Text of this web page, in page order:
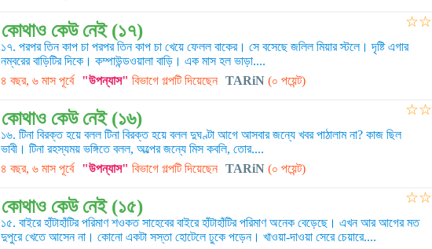
কোথাও কেউ নেই (১৭)
১৭. পরপর তিন কাপ চা পরপর তিন কাপ চা খেয়ে ফেলল বাকের। সে বসেছে জলিল মিয়ার স্টলে। দৃষ্টি এগার
নম্বরের বাড়িটির দিকে। কম্পাউন্ডওয়ালা বাড়ি। এক মাস হল ভাড়া....
৪ বছর, ৬ মাস পূর্বে "উপন্যাস" বিভাগে গল্পটি দিয়েছেন TARiN(০ পয়েন্ট)
☆☆
কোথাও কেউ নেই (১৬)
১৬. টিনা বিরক্ত হয়ে বলল টিনা বিরক্ত হয়ে বলল দুঘণ্টা আগে আসবার জন্যে খবর পাঠালাম না? কাজ ছিল
ভাবী। টিনা রহস্যময় ভঙ্গিতে বলল, অল্পের জন্যে মিস কবলি, তোর....
৪ বছর, ৬ মাস পূর্বে "উপন্যাস" বিভাগে গল্পটি দিয়েছেন TARiN(০ পয়েন্ট)
☆☆
কোথাও কেউ নেই (১৫)
১৫. বাইরে হাঁটাহাঁটির পরিমাণ শওকত সাহেবের বাইরে হাঁটাহাঁটির পরিমাণ অনেক বেড়েছে। এখন আর আগের মত
দুপুরে খেতে আসেন না। কোনো একটা সস্তা হোটেলে ঢুকে পড়েন। খাওয়া-দাওয়া সেরে চেয়ারে....
☆☆